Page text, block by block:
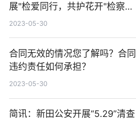
展"检爱同行，共护花开"检察开
放日活动
2023-05-30
合同无效的情况您了解吗？合同
违约责任如何承担？
2023-05-30
简讯：新田公安开展“5.29”清查